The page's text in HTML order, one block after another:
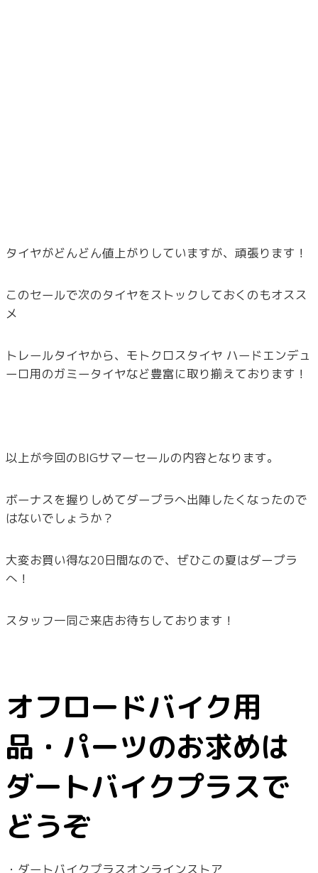
タイヤがどんどん値上がりしていますが、頑張ります！
このセールで次のタイヤをストックしておくのもオスス
メ
トレールタイヤから、モトクロスタイヤ ハードエンデュ
ーロ用のガミータイヤなど豊富に取り揃えております！
以上が今回のBIGサマーセールの内容となります。
ボーナスを握りしめてダープラへ出陣したくなったので
はないでしょうか？
大変お買い得な20日間なので、ぜひこの夏はダープラ
へ！
スタッフ一同ご来店お待ちしております！
オフロードバイク用
品・パーツのお求めは
ダートバイクプラスで
どうぞ
・ダートバイクプラスオンラインストア